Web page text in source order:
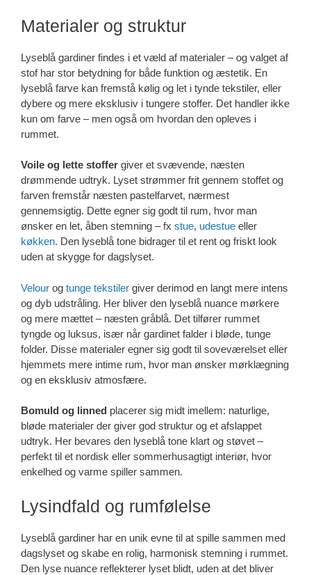
Materialer og struktur
Lyseblå gardiner findes i et væld af materialer – og valget af
stof har stor betydning for både funktion og æstetik. En
lyseblå farve kan fremstå kølig og let i tynde tekstiler, eller
dybere og mere eksklusiv i tungere stoffer. Det handler ikke
kun om farve – men også om hvordan den opleves i
rummet.
Voile og lette stoffer giver et svævende, næsten
drømmende udtryk. Lyset strømmer frit gennem stoffet og
farven fremstår næsten pastelfarvet, nærmest
gennemsigtig. Dette egner sig godt til rum, hvor man
ønsker en let, åben stemning – fx stue, udestue eller
køkken. Den lyseblå tone bidrager til et rent og friskt look
uden at skygge for dagslyset.
Velour og tunge tekstiler giver derimod en langt mere intens
og dyb udstråling. Her bliver den lyseblå nuance mørkere
og mere mættet – næsten gråblå. Det tilfører rummet
tyngde og luksus, især når gardinet falder i bløde, tunge
folder. Disse materialer egner sig godt til soveværelset eller
hjemmets mere intime rum, hvor man ønsker mørklægning
og en eksklusiv atmosfære.
Bomuld og linned placerer sig midt imellem: naturlige,
bløde materialer der giver god struktur og et afslappet
udtryk. Her bevares den lyseblå tone klart og støvet –
perfekt til et nordisk eller sommerhusagtigt interiør, hvor
enkelhed og varme spiller sammen.
Lysindfald og rumfølelse
Lyseblå gardiner har en unik evne til at spille sammen med
dagslyset og skabe en rolig, harmonisk stemning i rummet.
Den lyse nuance reflekterer lyset blidt, uden at det bliver